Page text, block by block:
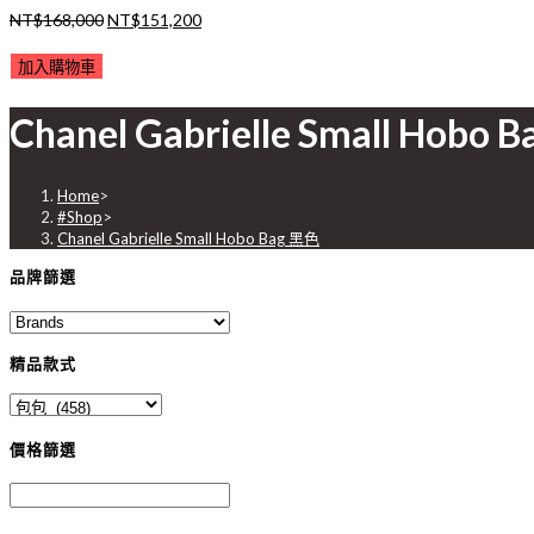
NT$168,000原
格：
NT$168,000。
NT$151,200目
格：
NT$151,200。
Chanel
Small
Hobo
數
加入購物車
Chanel Gabrielle Small Hobo
Home>
#Shop>
Chanel Gabrielle Small Hobo Bag 黑色
品牌篩選
精品款式
價格篩選